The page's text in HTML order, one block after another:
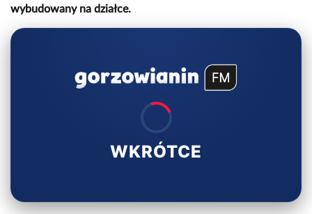
wybudowany na działce.
WKRÓTCE